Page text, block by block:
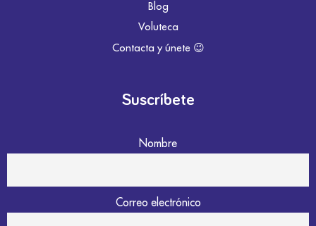
Blog
Voluteca
Contacta y únete 😉
Suscríbete
Nombre
Correo electrónico